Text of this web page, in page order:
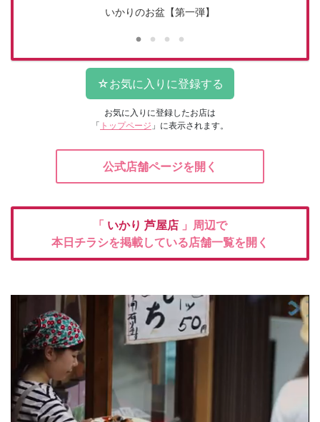
いかりのお盆【第一弾】
お気に入りに登録したお店は
「 トップページ 」に表示されます。
公式店舗ページを開く
「 いかり 芦屋店 」周辺で
本日チラシを掲載している店舗一覧を開く